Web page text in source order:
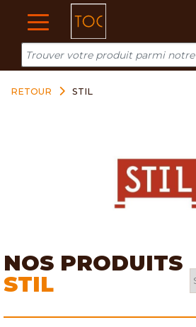
RETOUR STIL
NOS PRODUITS
STIL
Cookies management panel